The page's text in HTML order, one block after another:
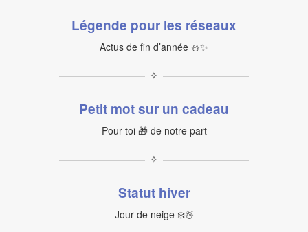
Légende pour les réseaux
Actus de fin d’année ⛄✨
✧
Petit mot sur un cadeau
Pour toi 🎁 de notre part
✧
Statut hiver
Jour de neige ❄️☃️